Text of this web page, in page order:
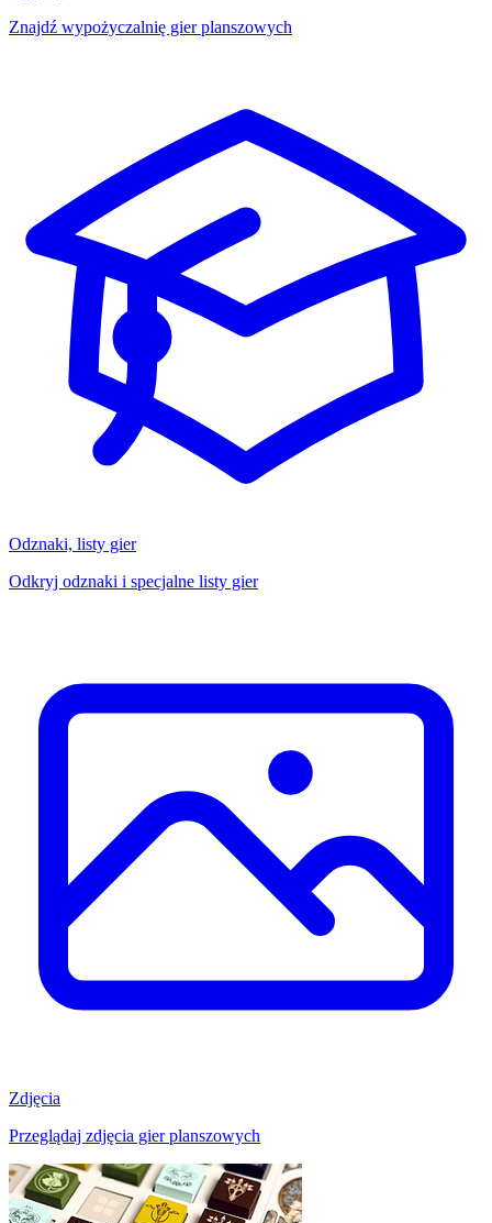
Znajdź wypożyczalnię gier planszowych
Odznaki, listy gier
Odkryj odznaki i specjalne listy gier
Zdjęcia
Przeglądaj zdjęcia gier planszowych